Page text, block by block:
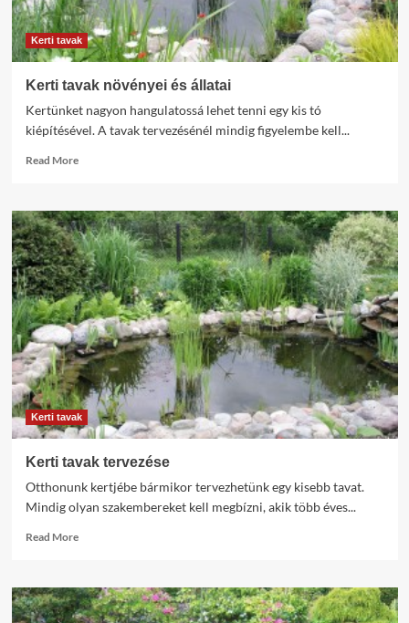
Kerti tavak
Kerti tavak növényei és állatai
Kertünket nagyon hangulatossá lehet tenni egy kis tó
kiépítésével. A tavak tervezésénél mindig figyelembe kell...
Read MoreRead
Kerti
tavak
növényei
és
állatai
Kerti tavak
Kerti tavak tervezése
Otthonunk kertjébe bármikor tervezhetünk egy kisebb tavat.
Mindig olyan szakembereket kell megbízni, akik több éves...
Read MoreRead
Kerti
tavak